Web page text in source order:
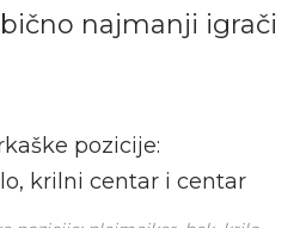
najmanji igrači